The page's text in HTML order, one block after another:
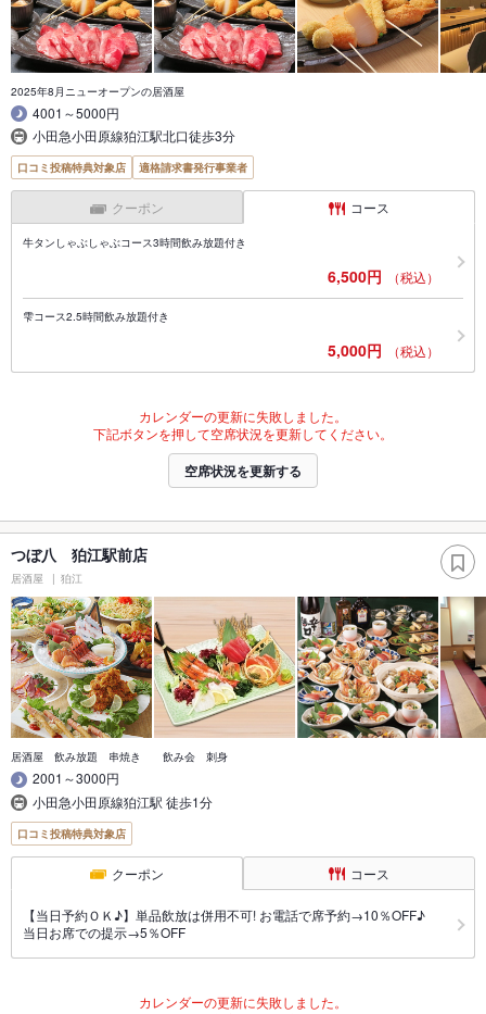
2025年8月ニューオープンの居酒屋
4001～5000円
小田急小田原線狛江駅北口徒歩3分
口コミ投稿特典対象店 適格請求書発行事業者
クーポン コース
牛タンしゃぶしゃぶコース3時間飲み放題付き
6,500円 （税込）
雫コース2.5時間飲み放題付き
5,000円 （税込）
カレンダーの更新に失敗しました。
下記ボタンを押して空席状況を更新してください。
空席状況を更新する
つぼ八 狛江駅前店
居酒屋 狛江
居酒屋 飲み放題 串焼き 飲み会 刺身
2001～3000円
小田急小田原線狛江駅 徒歩1分
口コミ投稿特典対象店
クーポン コース
【当日予約ＯＫ♪】単品飲放は併用不可! お電話で席予約→10％OFF♪
当日お席での提示→5％OFF
カレンダーの更新に失敗しました。